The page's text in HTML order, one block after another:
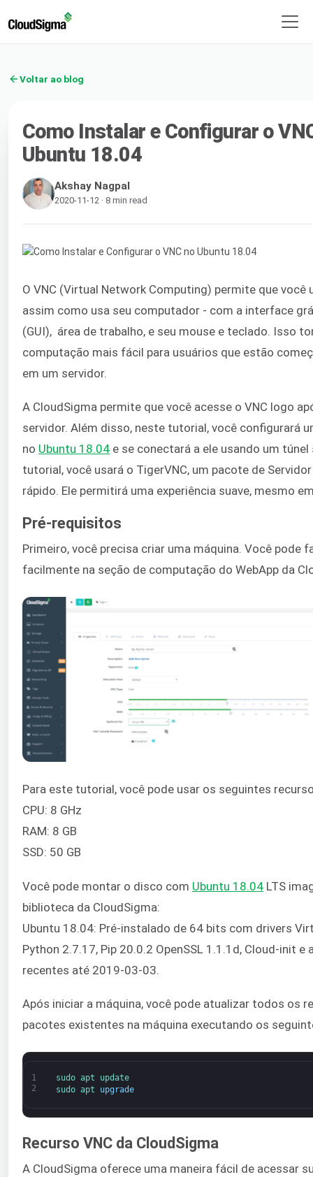
Voltar ao blog
Como Instalar e Configurar o
Ubuntu 18.04
Akshay Nagpal
2020-11-12 · 8 min read
O VNC (Virtual Network Computing) permite que você
assim como usa seu computador - com a interface
(GUI), área de trabalho, e seu mouse e teclado. Isso
computação mais fácil para usuários que estão
em um servidor.
A CloudSigma permite que você acesse o VNC logo
servidor. Além disso, neste tutorial, você configurará
no Ubuntu 18.04 e se conectará a ele usando um
tutorial, você usará o TigerVNC, um pacote de Servidor
rápido. Ele permitirá uma experiência suave, mesmo
Pré-requisitos
Primeiro, você precisa criar uma máquina. Você pode
facilmente na seção de computação do WebApp da
Para este tutorial, você pode usar os seguintes
CPU: 8 GHz
RAM: 8 GB
SSD: 50 GB
Você pode montar o disco com Ubuntu 18.04 LTS
biblioteca da CloudSigma:
Ubuntu 18.04: Pré-instalado de 64 bits com drivers
Python 2.7.17, Pip 20.0.2 OpenSSL 1.1.1d, Cloud-init
recentes até 2019-03-03.
Após iniciar a máquina, você pode atualizar todos os
pacotes existentes na máquina executando os
1
2
sudo apt
update
sudo apt upgrade
Recurso VNC da CloudSigma
A CloudSigma oferece uma maneira fácil de acessar